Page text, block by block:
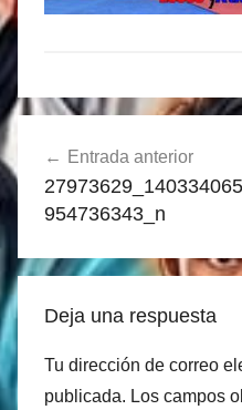
de
entradas
Entrada anterior
954736343_n
Deja una respuesta
Tu dirección de correo
publicada. Los campos